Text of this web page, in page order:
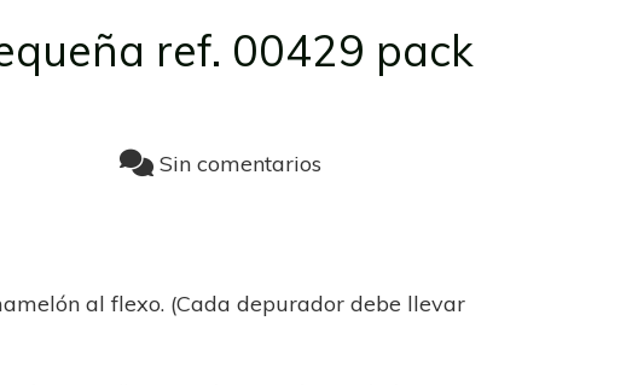
ref. 00429 pack
Sin comentarios
al flexo. (Cada depurador debe llevar